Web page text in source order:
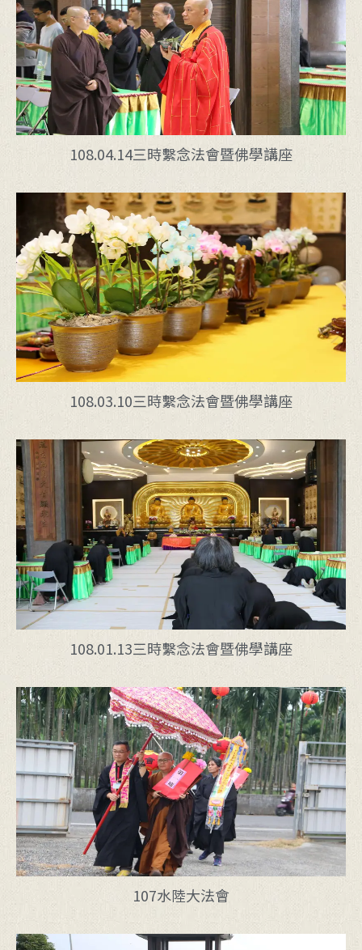
108.04.14三時繫念法會暨佛學講座
108.03.10三時繫念法會暨佛學講座
108.01.13三時繫念法會暨佛學講座
107水陸大法會